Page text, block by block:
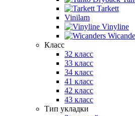
Tarkett
Vinilam
Vinyline
Класс
32 класс
33 класс
34 класс
41 класс
42 класс
43 класс
Тип укладки